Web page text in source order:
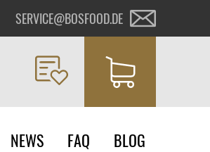
SERVICE@BOSFOOD.DE
NEWS FAQ BLOG